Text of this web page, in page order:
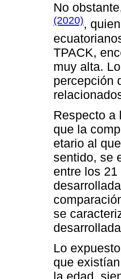
No
(2020),
TPACK,
muy alta.
percepción
Respecto a
que la
etario al
sentido, se
entre los
se
Lo
que
la edad,